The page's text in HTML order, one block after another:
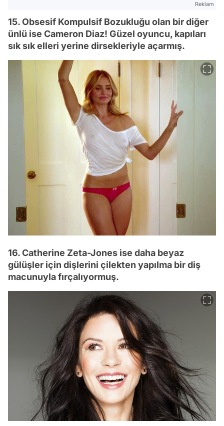
Reklam
15. Obsesif Kompulsif Bozukluğu olan bir diğer
ünlü ise Cameron Diaz! Güzel oyuncu, kapıları
sık sık elleri yerine dirsekleriyle açarmış.
16. Catherine Zeta-Jones ise daha beyaz
gülüşler için dişlerini çilekten yapılma bir diş
macunuyla fırçalıyormuş.